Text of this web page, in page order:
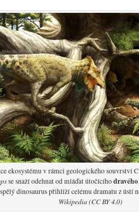
ekosystému v rámci geologického souvrství
se snaží odehnat od mláďat útočícího
dinosaurus přihlíží celému dramatu z ústí
Wikipedia (CC BY 4.0)